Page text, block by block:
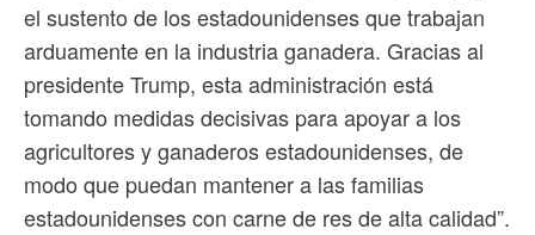
el sustento de los estadounidenses que trabajan
arduamente en la industria ganadera. Gracias al
presidente Trump, esta administración está
tomando medidas decisivas para apoyar a los
agricultores y ganaderos estadounidenses, de
modo que puedan mantener a las familias
estadounidenses con carne de res de alta calidad”.